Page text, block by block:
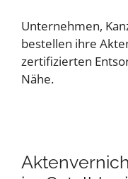
Unternehmen,
bestellen ihre
zertifizierten
Nähe.